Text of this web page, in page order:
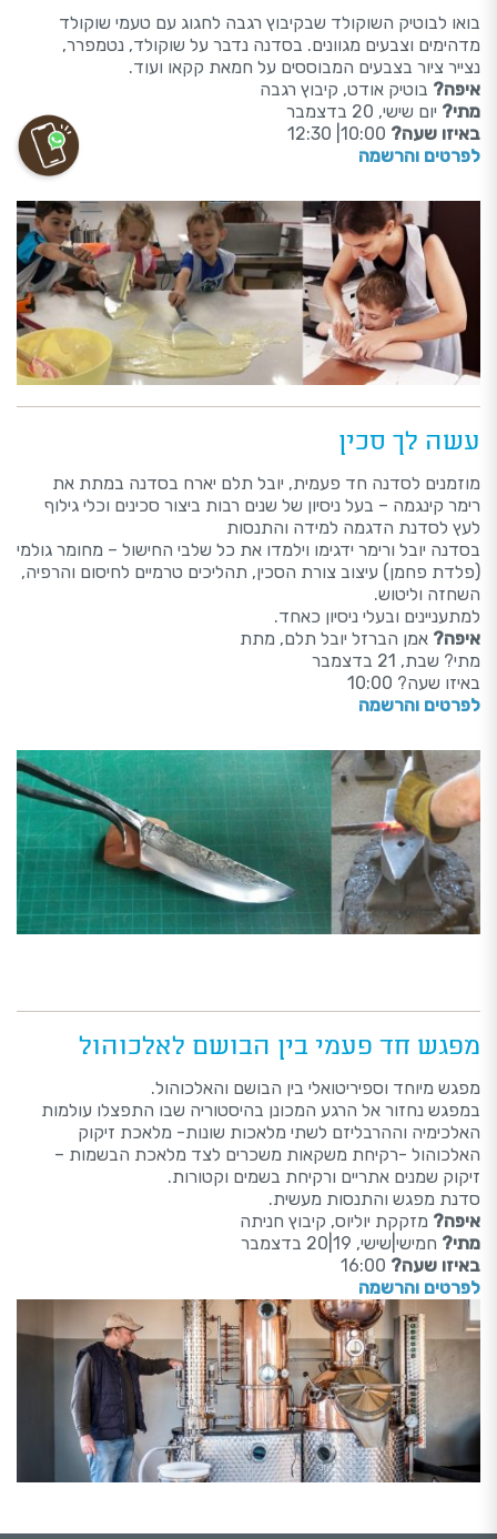
בואו לבוטיק השוקולד שבקיבוץ רגבה לחגוג עם טעמי שוקולד
מדהימים וצבעים מגוונים. בסדנה נדבר על שוקולד, נטמפרר,
נצייר ציור בצבעים המבוססים על חמאת קקאו ועוד.
איפה? בוטיק אודט, קיבוץ רגבה
מתי? יום שישי, 20 בדצמבר
באיזו שעה?
לפרטים והרשמה
עשה לך סכין
מוזמנים לסדנה חד פעמית, יובל תלם יארח בסדנה במתת את
רימר קינגמה – בעל ניסיון של שנים רבות ביצור סכינים וכלי גילוף
לעץ לסדנת הדגמה למידה והתנסות
בסדנה יובל ורימר ידגימו וילמדו את כל שלבי החישול – מחומר גולמי
(פלדת פחמן) עיצוב צורת הסכין, תהליכים טרמיים לחיסום והרפיה,
השחזה וליטוש.
למתעניינים ובעלי ניסיון כאחד.
איפה? אמן הברזל יובל תלם, מתת
מתי? שבת, 21 בדצמבר
באיזו שעה? 10:00
לפרטים והרשמה
מפגש חד פעמי בין הבושם לאלכוהול
מפגש מיוחד וספיריטואלי בין הבושם והאלכוהול.
במפגש נחזור אל הרגע המכונן בהיסטוריה שבו התפצלו עולמות
האלכימיה וההרבליזם לשתי מלאכות שונות- מלאכת זיקוק
האלכוהול -רקיחת משקאות משכרים לצד מלאכת הבשמות –
זיקוק שמנים אתריים ורקיחת בשמים וקטורות.
סדנת מפגש והתנסות מעשית.
איפה? מזקקת יוליוס, קיבוץ חניתה
מתי? חמישי|שישי, 19|20 בדצמבר
באיזו שעה?
לפרטים והרשמה